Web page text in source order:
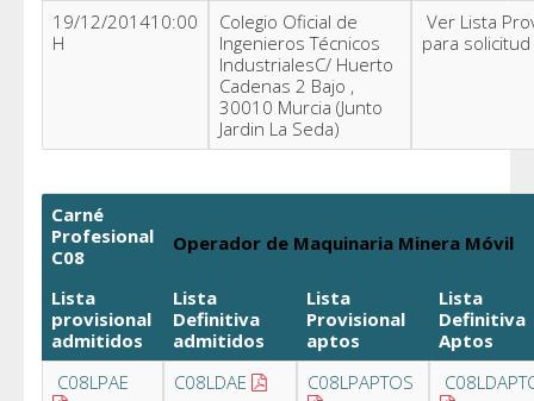
19/12/201410:00
H
Colegio Oficial de
Ingenieros Técnicos
IndustrialesC/ Huerto
Cadenas 2 Bajo ,
30010 Murcia (Junto
Jardin La Seda)
Ver Lista
para
Carné
Profesional
C08
Operador de Maquinaria Minera Móvil
Lista
provisional
admitidos
Lista
Definitiva
admitidos
Lista
Provisional
aptos
Lista
Definitiva
Aptos
C08LPAE
C08LDAE C08LPAPTOS